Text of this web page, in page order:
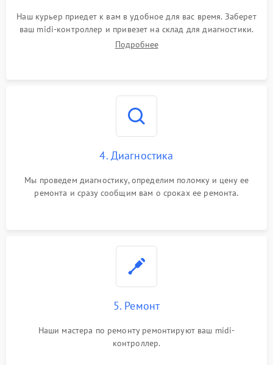
Наш курьер приедет к вам в удобное для вас время. Заберет
ваш midi-контроллер и привезет на склад для диагностики.
Подробнее
4. Диагностика
Мы проведем диагностику, определим поломку и цену ее
ремонта и сразу сообщим вам о сроках ее ремонта.
5. Ремонт
Наши мастера по ремонту ремонтируют ваш midi-
контроллер.